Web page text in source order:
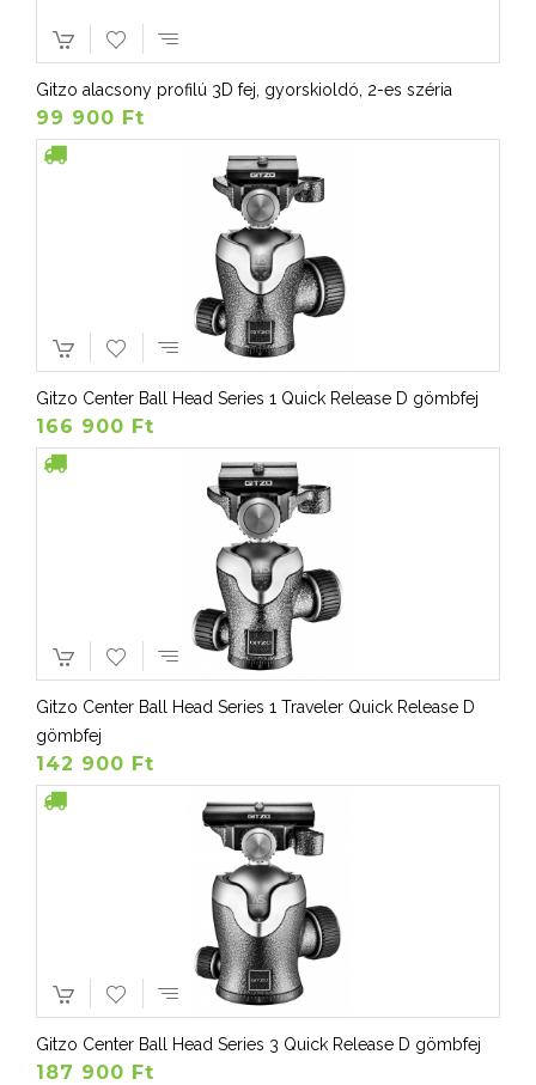
Gitzo alacsony profilú 3D fej, gyorskioldó, 2-es széria
99 900 Ft
Gitzo Center Ball Head Series 1 Quick Release D gömbfej
166 900 Ft
Gitzo Center Ball Head Series 1 Traveler Quick Release D
gömbfej
142 900 Ft
Gitzo Center Ball Head Series 3 Quick Release D gömbfej
187 900 Ft